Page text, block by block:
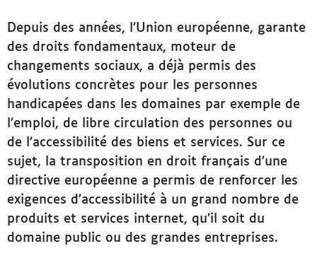
Depuis des années, l’Union européenne, garante
des droits fondamentaux, moteur de
changements sociaux, a déjà permis des
évolutions concrètes pour les personnes
handicapées dans les domaines par exemple de
l’emploi, de libre circulation des personnes ou
de l’accessibilité des biens et services. Sur ce
sujet, la transposition en droit français d’une
directive européenne a permis de renforcer les
exigences d’accessibilité à un grand nombre de
produits et services internet, qu’il soit du
domaine public ou des grandes entreprises.